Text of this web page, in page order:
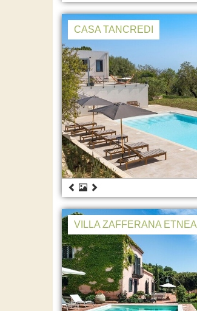
CASA TANCREDI
VILLA ZAFFERANA ETNEA